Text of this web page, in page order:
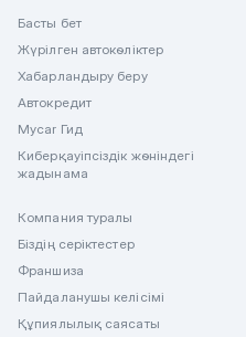
Басты бет
Жүрілген автокөліктер
Хабарландыру беру
Автокредит
Mycar Гид
Киберқауіпсіздік жөніндегі
жадынама
Компания туралы
Біздің серіктестер
Франшиза
Пайдаланушы келісімі
Құпиялылық саясаты